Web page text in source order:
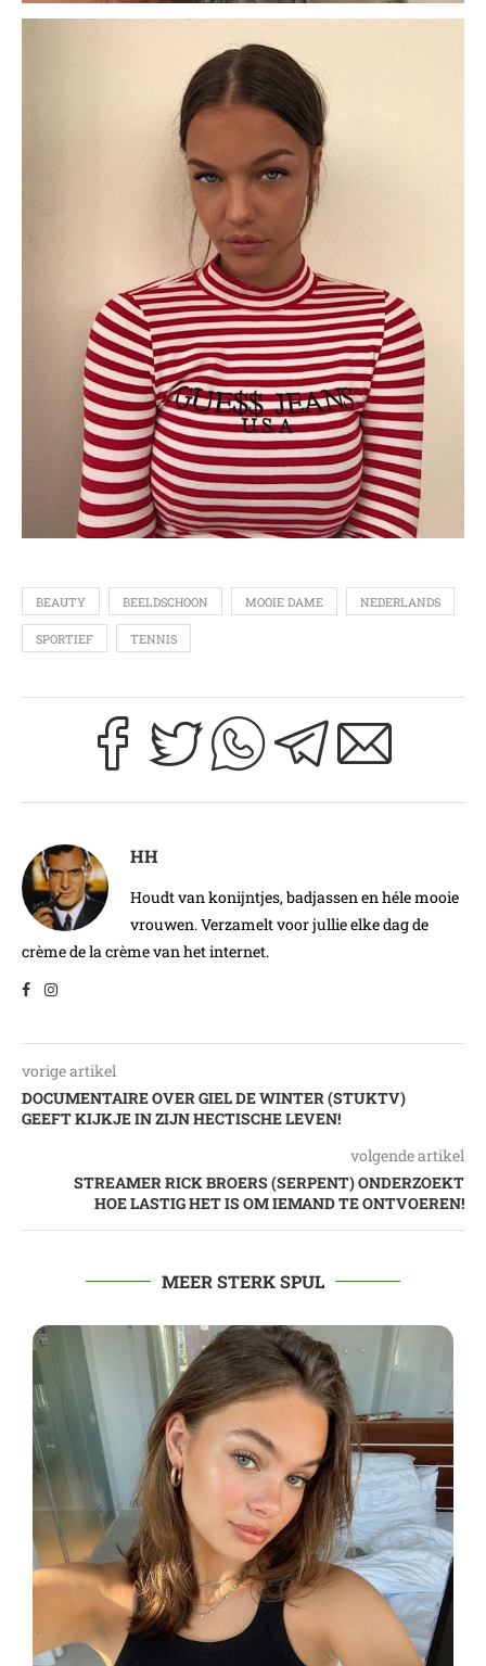
BEAUTY BEELDSCHOON MOOIE DAME NEDERLANDS
SPORTIEF TENNIS
HH
Houdt van konijntjes, badjassen en héle mooie
vrouwen. Verzamelt voor jullie elke dag de
crème de la crème van het internet.
vorige artikel
DOCUMENTAIRE OVER GIEL DE WINTER (STUKTV)
GEEFT KIJKJE IN ZIJN HECTISCHE LEVEN!
volgende artikel
STREAMER RICK BROERS (SERPENT) ONDERZOEKT
HOE LASTIG HET IS OM IEMAND TE ONTVOEREN!
MEER STERK SPUL